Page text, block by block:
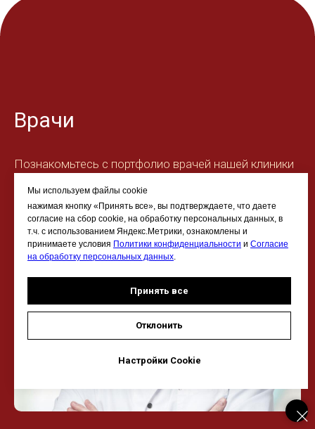
Врачи
Познакомьтесь с портфолио врачей нашей клиники
Мы используем файлы cookie
нажимая кнопку «Принять все», вы подтверждаете, что даете
согласие на сбор cookie, на обработку персональных данных, в
т.ч. с использованием Яндекс.Метрики, ознакомлены и
принимаете условия Политики конфиденциальности и Согласие
на обработку персональных данных
Принять все
Отклонить
Настройки Cookie